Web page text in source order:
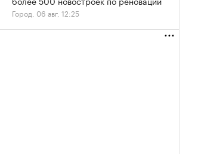
Город, 06 авг, 12:25